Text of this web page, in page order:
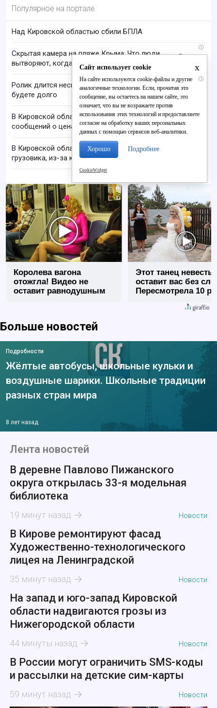
Популярное на портале
Над Кировской областью сбили БПЛА
i
Скрытая камера на пляже Крыма: Что люди
вытворяют, когда их не видят...
i
Ролик длится несколько секунд, а смеяться вы
будете долго
В Кировской области запустили сайт для
сообщений о ценах и наличии топлива
В Кировской области осуждён водитель
грузовика, из-за которого в ДТП погиб человек
i
Королева вагона
отожгла! Видео не
оставит равнодушным
Этот танец невесты
оставит вас без
Пересмотрела 10
Больше новостей
Подробности
Жёлтые автобусы, школьные кульки и
воздушные шарики. Школьные традиции
разных стран мира
8 лет назад
Лента новостей
В деревне Павлово Пижанского
округа открылась 33-я модельная
библиотека
19 минут назад Новости
В Кирове ремонтируют фасад
Художественно-технологического
лицея на Ленинградской
35 минут назад Новости
На запад и юго-запад Кировской
области надвигаются грозы из
Нижегородской области
44 минуты назад Новости
В России могут ограничить SMS-коды
и рассылки на детские сим-карты
59 минут назад Новости
x
Сайт использует cookie
На сайте используются cookie-файлы и другие
аналогичные технологии. Если, прочитав это
сообщение, вы остаетесь на нашем сайте, это
означает, что вы не возражаете против
использования этих технологий и предоставляете
согласие на обработку ваших персональных
данных с помощью сервисов веб-аналитики.
Хорошо Подробнее
CookieWidget